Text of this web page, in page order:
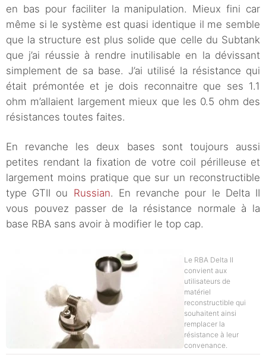
en bas pour faciliter la manipulation. Mieux fini car
même si le système est quasi identique il me semble
que la structure est plus solide que celle du Subtank
que j’ai réussie à rendre inutilisable en la dévissant
simplement de sa base. J’ai utilisé la résistance qui
était prémontée et je dois reconnaitre que ses 1.1
ohm m’allaient largement mieux que les 0.5 ohm des
résistances toutes faites.
En revanche les deux bases sont toujours aussi
petites rendant la fixation de votre coil périlleuse et
largement moins pratique que sur un reconstructible
type GTII ou Russian. En revanche pour le Delta II
vous pouvez passer de la résistance normale à la
base RBA sans avoir à modifier le top cap.
Le RBA Delta II
convient aux
utilisateurs de
matériel
reconstructible qui
souhaitent ainsi
remplacer la
résistance à leur
convenance.